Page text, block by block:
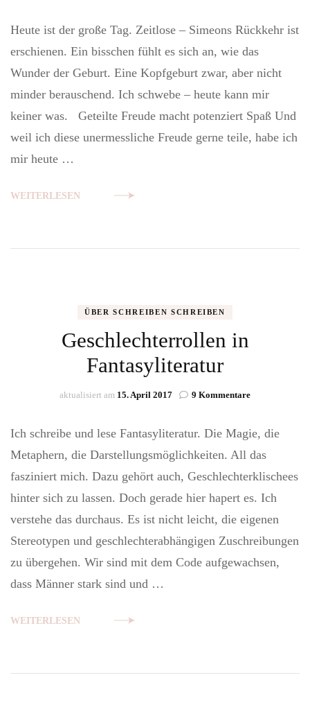
Heute ist der große Tag. Zeitlose – Simeons Rückkehr ist
erschienen. Ein bisschen fühlt es sich an, wie das
Wunder der Geburt. Eine Kopfgeburt zwar, aber nicht
minder berauschend. Ich schwebe – heute kann mir
keiner was. Geteilte Freude macht potenziert Spaß Und
weil ich diese unermessliche Freude gerne teile, habe ich
mir heute …
WEITERLESEN
ÜBER SCHREIBEN SCHREIBEN
Geschlechterrollen in
Fantasyliteratur
aktualisiert am 15. April 2017 9 Kommentarezu
Ich schreibe und lese Fantasyliteratur. Die Magie, die
Metaphern, die Darstellungsmöglichkeiten. All das
fasziniert mich. Dazu gehört auch, Geschlechterklischees
hinter sich zu lassen. Doch gerade hier hapert es. Ich
verstehe das durchaus. Es ist nicht leicht, die eigenen
Stereotypen und geschlechterabhängigen Zuschreibungen
zu übergehen. Wir sind mit dem Code aufgewachsen,
dass Männer stark sind und …
WEITERLESEN